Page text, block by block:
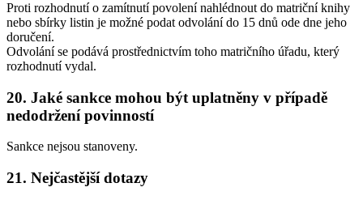
Proti rozhodnutí o zamítnutí povolení nahlédnout do matriční knihy
nebo sbírky listin je možné podat odvolání do 15 dnů ode dne jeho
doručení.
Odvolání se podává prostřednictvím toho matričního úřadu, který
rozhodnutí vydal.
20. Jaké sankce mohou být uplatněny v případě
nedodržení povinností
Sankce nejsou stanoveny.
21. Nejčastější dotazy